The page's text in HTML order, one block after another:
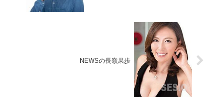
NEWSの長嶺果歩